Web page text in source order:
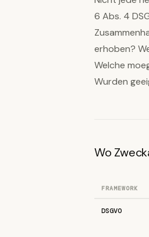
6 Abs. 4
erhoben?
Welche
Wurden
Wo
FRAMEWORK
DSGVO